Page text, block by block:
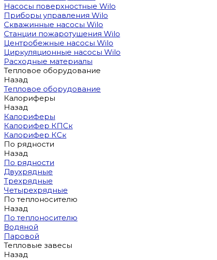
Насосы поверхностные Wilo
Приборы управления Wilo
Скважинные насосы Wilo
Станции пожаротушения Wilo
Центробежные насосы Wilo
Циркуляционные насосы Wilo
Расходные материалы
Тепловое оборудование
Назад
Тепловое оборудование
Калориферы
Назад
Калориферы
Калорифер КПСк
Калорифер КСк
По рядности
Назад
По рядности
Двухрядные
Трехрядные
Четырехрядные
По теплоносителю
Назад
По теплоносителю
Водяной
Паровой
Тепловые завесы
Назад